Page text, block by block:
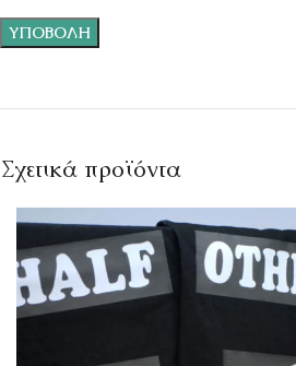
Σχετικά προϊόντα